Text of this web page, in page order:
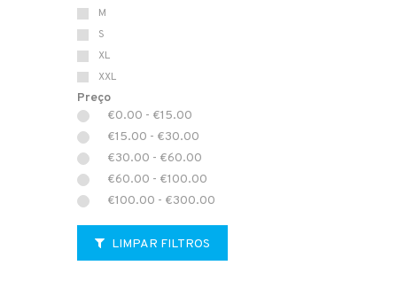
M
S
XL
XXL
Preço
€0.00 - €15.00
€15.00 - €30.00
€30.00 - €60.00
€60.00 - €100.00
€100.00 - €300.00
LIMPAR FILTROS